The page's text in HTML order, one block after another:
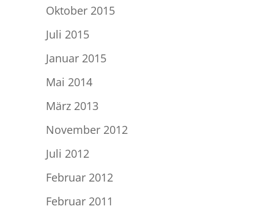
Oktober 2015
Juli 2015
Januar 2015
Mai 2014
März 2013
November 2012
Juli 2012
Februar 2012
Februar 2011